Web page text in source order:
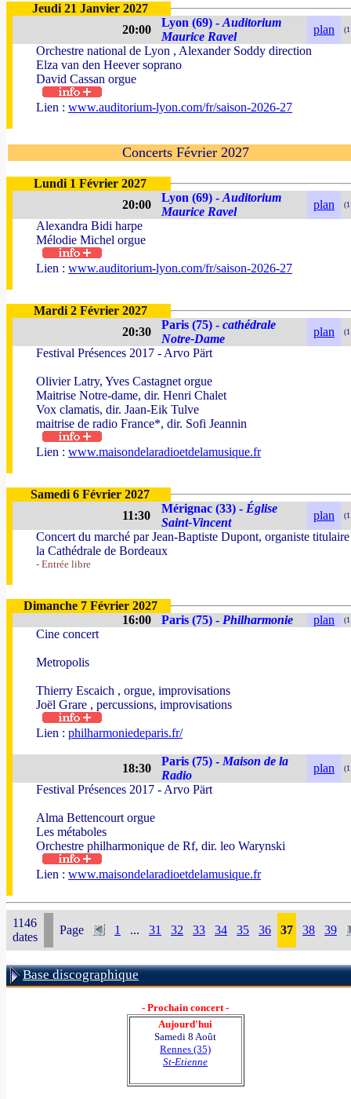
Jeudi 21 Janvier 2027
20:00
Lyon (69) - Auditorium
Maurice Ravel
plan
Orchestre national de Lyon , Alexander Soddy direction
Elza van den Heever soprano
David Cassan orgue
Lien : www.auditorium-lyon.com/fr/saison-2026-27
Concerts Février 2027
Lundi 1 Février 2027
20:00
Lyon (69) - Auditorium
Maurice Ravel
plan
Alexandra Bidi harpe
Mélodie Michel orgue
Lien : www.auditorium-lyon.com/fr/saison-2026-27
Mardi 2 Février 2027
20:30
Paris (75) - cathédrale
Notre-Dame
plan
Festival Présences 2017 - Arvo Pärt
Olivier Latry, Yves Castagnet orgue
Maitrise Notre-dame, dir. Henri Chalet
Vox clamatis, dir. Jaan-Eik Tulve
maitrise de radio France*, dir. Sofi Jeannin
Lien : www.maisondelaradioetdelamusique.fr
Samedi 6 Février 2027
11:30
Mérignac (33) - Église
Saint-Vincent
plan
Concert du marché par Jean-Baptiste Dupont, organiste
la Cathédrale de Bordeaux
- Entrée libre
Dimanche 7 Février 2027
16:00
Paris (75) - Philharmonie plan
Cine concert
Metropolis
Thierry Escaich , orgue, improvisations
Joël Grare , percussions, improvisations
Lien : philharmoniedeparis.fr/
18:30
Paris (75) - Maison de la
Radio
plan
Festival Présences 2017 - Arvo Pärt
Alma Bettencourt orgue
Les métaboles
Orchestre philharmonique de Rf, dir. leo Warynski
Lien : www.maisondelaradioetdelamusique.fr
1146
dates
Page 1 ... 31 32 33 34 35 36 37 38 39
Base discographique
- Prochain concert -
Aujourd'hui
Samedi 8 Août
Rennes (35)
St-Etienne